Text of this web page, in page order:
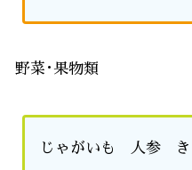
野菜･果物類
じゃがいも 人参 き